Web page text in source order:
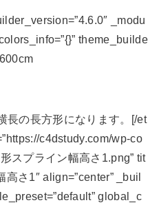
_modu
theme_builde
長の長方形になります。[/et
c4dstudy.com/wp-co
スプライン幅高さ1.png” tit
さ1″ align=”center” _buil
global_c